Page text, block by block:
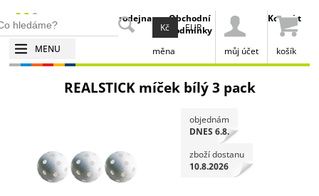
Klubová
spolupráce
Prodejna
Obchodní
podmínky
Kontakt
MENU
Kč
EUR
měna
můj účet košík
REALSTICK míček bílý 3 pack
objednám
DNES 6.8.
zboží dostanu
10.8.2026